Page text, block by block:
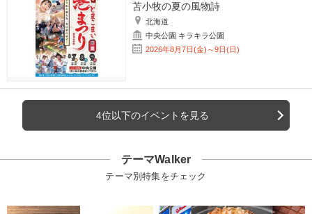
苫小牧の夏の風物詩
北海道
中央公園 キラキラ公園
2026年8月7日(金)～9日(日)
4位以下のイベントを見る
テーマWalker
テーマ別特集をチェック